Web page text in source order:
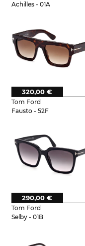
Achilles - 01A
Tom Ford
Fausto - 52F
320,00 €
Tom Ford
Selby - 01B
290,00 €